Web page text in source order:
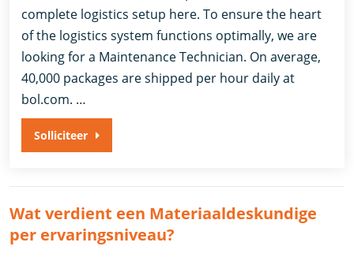
complete logistics setup here. To ensure the heart
of the logistics system functions optimally, we are
looking for a Maintenance Technician. On average,
40,000 packages are shipped per hour daily at
bol.com. …
Solliciteer
Wat verdient een Materiaaldeskundige
per ervaringsniveau?